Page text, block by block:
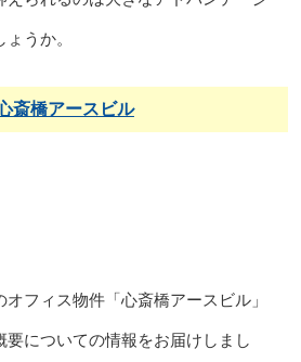
うか。
斎橋アースビル
フィス物件「心斎橋アースビル」
要についての情報をお届けしまし